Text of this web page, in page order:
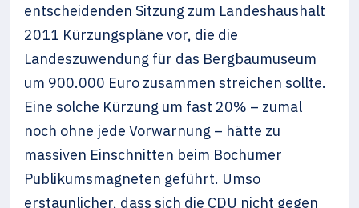
entscheidenden Sitzung zum Landeshaushalt
2011 Kürzungspläne vor, die die
Landeszuwendung für das Bergbaumuseum
um 900.000 Euro zusammen streichen sollte.
Eine solche Kürzung um fast 20% – zumal
noch ohne jede Vorwarnung – hätte zu
massiven Einschnitten beim Bochumer
Publikumsmagneten geführt. Umso
erstaunlicher, dass sich die CDU nicht gegen